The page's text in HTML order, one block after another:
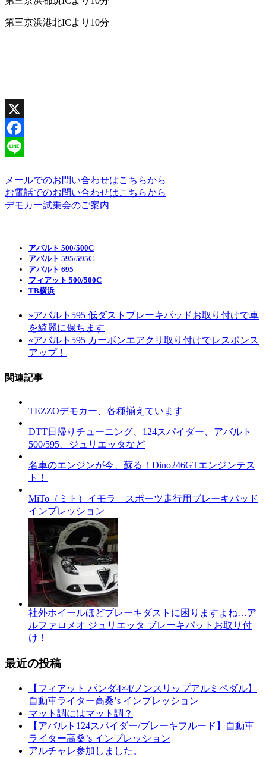
第三京浜港北ICより 10分
X
Facebook
メールでのお問い合わせはこちらから
お電話でのお問い合わせはこちらから
デモカー試乗会のご案内
アバルト 500/500C
アバルト 595/595C
アバルト 695
フィアット 500/500C
TB横浜
»アバルト595 低ダストブレーキパッドお取り付けで車
を綺麗に保ちます
«アバルト595 カーボンエアクリ取り付けでレスポンス
アップ！
関連記事
TEZZOデモカー、各種揃えています
DTT日帰りチューニング、124スパイダー、アバルト
500/595、ジュリエッタなど
名車のエンジンが今、蘇る！Dino246GTエンジンテス
ト！
MiTo（ミト）イモラ スポーツ走行用ブレーキパッド
インプレッション
社外ホイールほどブレーキダストに困りますよね…ア
ルファロメオ ジュリエッタ ブレーキパットお取り付
け！
最近の投稿
【フィアット パンダ4×4/ノンスリップアルミペダル】
自動車ライター高桑’s インプレッション
マット調にはマット調？
【アバルト124スパイダー/ブレーキフルード】自動車
ライター高桑’s インプレッション
アルチャレ参加しました。